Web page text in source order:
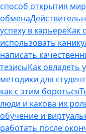
способ открытия
обмена
успеху в карьереКак
использовать
написать
тезисыКак овладеть
методики для
как с этим бороться
люди и какова их
обучение и
работать после